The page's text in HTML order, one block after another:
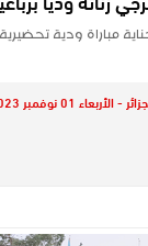
مباراة ودية